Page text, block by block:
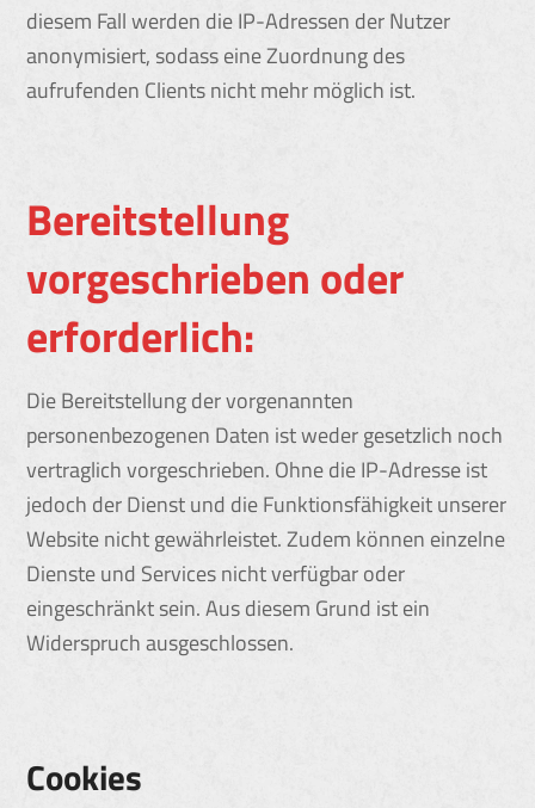
diesem Fall werden die IP-Adressen der Nutzer
anonymisiert, sodass eine Zuordnung des
aufrufenden Clients nicht mehr möglich ist.
Bereitstellung
vorgeschrieben oder
erforderlich:
Die Bereitstellung der vorgenannten
personenbezogenen Daten ist weder gesetzlich noch
vertraglich vorgeschrieben. Ohne die IP-Adresse ist
jedoch der Dienst und die Funktionsfähigkeit unserer
Website nicht gewährleistet. Zudem können einzelne
Dienste und Services nicht verfügbar oder
eingeschränkt sein. Aus diesem Grund ist ein
Widerspruch ausgeschlossen.
Cookies